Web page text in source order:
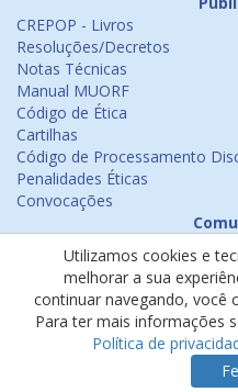
CREPOP - Livros
Resoluções/Decretos
Notas Técnicas
Manual MUORF
Código de Ética
Cartilhas
Código de Processamento
Penalidades Éticas
Convocações
Emissão de Certificados
Psicologia na Mídia
Ouvidoria
Política de cookies
Política de privacidade
Utilizamos cookies e
melhorar a sua
continuar navegando, você
Para ter mais informações
Política de